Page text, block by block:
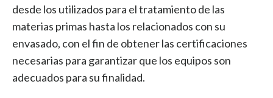
desde los utilizados para el tratamiento de las
materias primas hasta los relacionados con su
envasado, con el fin de obtener las certificaciones
necesarias para garantizar que los equipos son
adecuados para su finalidad.